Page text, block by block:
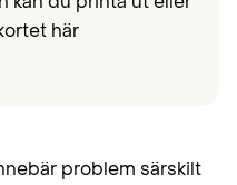
här
problem särskilt